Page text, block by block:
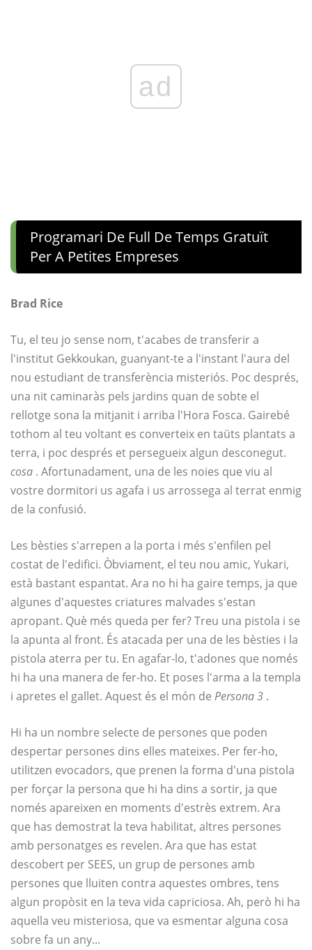
ad
Programari De Full De Temps Gratuït
Per A Petites Empreses
Brad Rice
Tu, el teu jo sense nom, t'acabes de transferir a
l'institut Gekkoukan, guanyant-te a l'instant l'aura del
nou estudiant de transferència misteriós. Poc després,
una nit caminaràs pels jardins quan de sobte el
rellotge sona la mitjanit i arriba l'Hora Fosca. Gairebé
tothom al teu voltant es converteix en taüts plantats a
terra, i poc després et persegueix algun desconegut.
cosa . Afortunadament, una de les noies que viu al
vostre dormitori us agafa i us arrossega al terrat enmig
de la confusió.
Les bèsties s'arrepen a la porta i més s'enfilen pel
costat de l'edifici. Òbviament, el teu nou amic, Yukari,
està bastant espantat. Ara no hi ha gaire temps, ja que
algunes d'aquestes criatures malvades s'estan
apropant. Què més queda per fer? Treu una pistola i se
la apunta al front. És atacada per una de les bèsties i la
pistola aterra per tu. En agafar-lo, t'adones que només
hi ha una manera de fer-ho. Et poses l'arma a la templa
i apretes el gallet. Aquest és el món de Persona 3 .
Hi ha un nombre selecte de persones que poden
despertar persones dins elles mateixes. Per fer-ho,
utilitzen evocadors, que prenen la forma d'una pistola
per forçar la persona que hi ha dins a sortir, ja que
només apareixen en moments d'estrès extrem. Ara
que has demostrat la teva habilitat, altres persones
amb personatges es revelen. Ara que has estat
descobert per SEES, un grup de persones amb
persones que lluiten contra aquestes ombres, tens
algun propòsit en la teva vida capriciosa. Ah, però hi ha
aquella veu misteriosa, que va esmentar alguna cosa
sobre fa un any...